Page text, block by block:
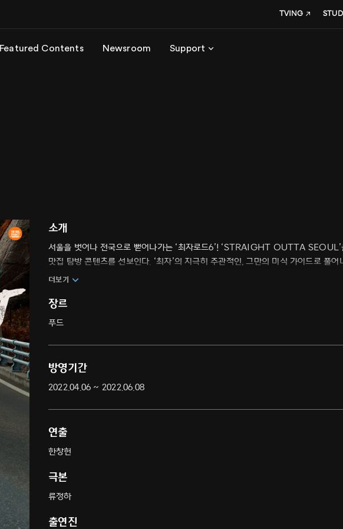
Featured Contents Newsroom Support
TVING
소개
서울을 벗어나 전국으로 뻗어나가는 ‘최자로드6’! ‘STRAIGHT OUTTA
맛집 탐방 콘텐츠를 선보인다. ‘최자’의 지극히 주관적인, 그만의 미식 가이드로 풀
더보기
장르
푸드
방영기간
2022.04.06 ~ 2022.06.08
연출
한창헌
극본
류정하
출연진